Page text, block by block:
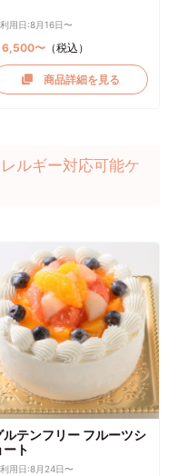
利用日:8月16日〜
6,500〜 （税込）
商品詳細を見る
ルギー対応可能ケ
ルテンフリー フルーツシ
ート
利用日:8月24日〜